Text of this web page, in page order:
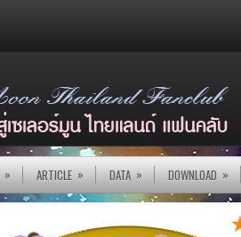
» ARTICLE » DATA » DOWNLOAD »